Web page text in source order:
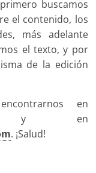
buscamos
el contenido, los
más adelante
el texto, y por
de la edición
en
en
. ¡Salud!